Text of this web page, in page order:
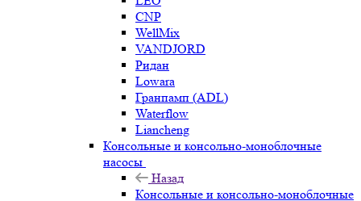
CNP
WellMix
VANDJORD
Ридан
Lowara
Гранпамп (ADL)
Waterflow
Liancheng
Консольные и консольно-моноблочные
насосы
Назад
Консольные и консольно-моноблочные